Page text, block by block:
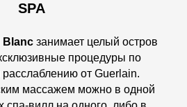
SPA
Blancзанимает целый остров
процедуры по
от Guerlain.
массажем можно в одной